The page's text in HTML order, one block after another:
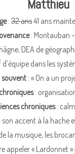
Matthieu
:32 ans41 ans
: Montauban
DEA de
d’équipe dans les
souvent : « On a un
:
chroniques:
accent à la hache
la musique, les
appeler « Lardonnet